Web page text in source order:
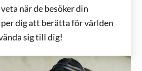
när de besöker din
dig att berätta för världen
sig till dig!